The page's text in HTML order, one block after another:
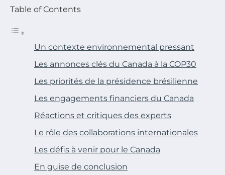
Table of Contents
Un contexte environnemental pressant
Les annonces clés du Canada à la COP30
Les priorités de la présidence brésilienne
Les engagements financiers du Canada
Réactions et critiques des experts
Le rôle des collaborations internationales
Les défis à venir pour le Canada
En guise de conclusion